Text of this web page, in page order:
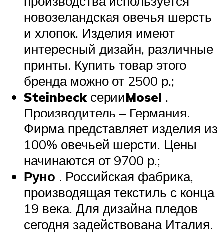
новозеландская овечья шерсть
и хлопок. Изделия имеют
интересный дизайн, различные
принты. Купить товар этого
бренда можно от 2500 р.;
SteinbeckсерииMosel .
Производитель – Германия.
Фирма представляет изделия из
100% овечьей шерсти. Цены
начинаются от 9700 р.;
Руно . Российская фабрика,
производящая текстиль с конца
19 века. Для дизайна пледов
сегодня задействована Италия.